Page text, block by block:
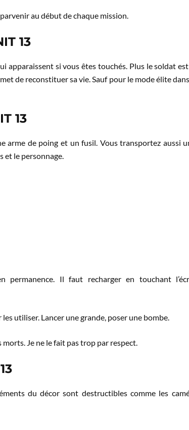
au début de chaque mission.
13
apparaissent si vous êtes touchés. Plus le soldat
de reconstituer sa vie. Sauf pour le mode élite
13
arme de poing et un fusil. Vous transportez aussi
et le personnage.
Il faut recharger en touchant
utiliser. Lancer une grande, poser une bombe.
Je ne le fait pas trop par respect.
du décor sont destructibles comme les